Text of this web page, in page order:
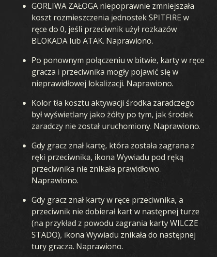
GORLIWA ZAŁOGA niepoprawnie zmniejszała
koszt rozmieszczenia jednostek SPITFIRE w
ręce do 0, jeśli przeciwnik użył rozkazów
BLOKADA lub ATAK. Naprawiono.
Po ponownym połączeniu w bitwie, karty w ręce
gracza i przeciwnika mogły pojawić się w
nieprawidłowej lokalizacji. Naprawiono.
Kolor tła kosztu aktywacji środka zaradczego
był wyświetlany jako żółty po tym, jak środek
zaradczy nie został uruchomiony. Naprawiono.
Gdy gracz znał kartę, która została zagrana z
ręki przeciwnika, ikona Wywiadu pod ręką
przeciwnika nie znikała prawidłowo.
Naprawiono.
Gdy gracz znał karty w ręce przeciwnika, a
przeciwnik nie dobierał kart w następnej turze
(na przykład z powodu zagrania karty WILCZE
STADO), ikona Wywiadu znikała do następnej
tury gracza. Naprawiono.